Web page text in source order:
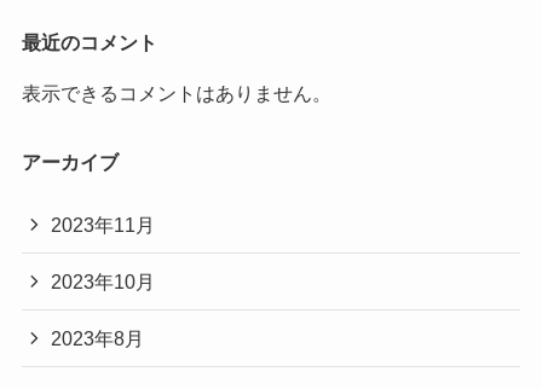
最近のコメント
表示できるコメントはありません。
アーカイブ
2023年11月
2023年10月
2023年8月